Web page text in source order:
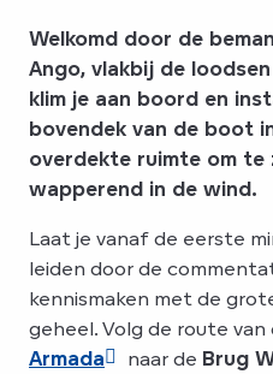
Welkomd door de
Ango, vlakbij de
klim je aan boord en
bovendek van de boot
overdekte ruimte om te
wapperend in de wind.
Laat je vanaf de eerste
leiden door de
kennismaken met de
geheel. Volg de route
Armada
naar de Brug